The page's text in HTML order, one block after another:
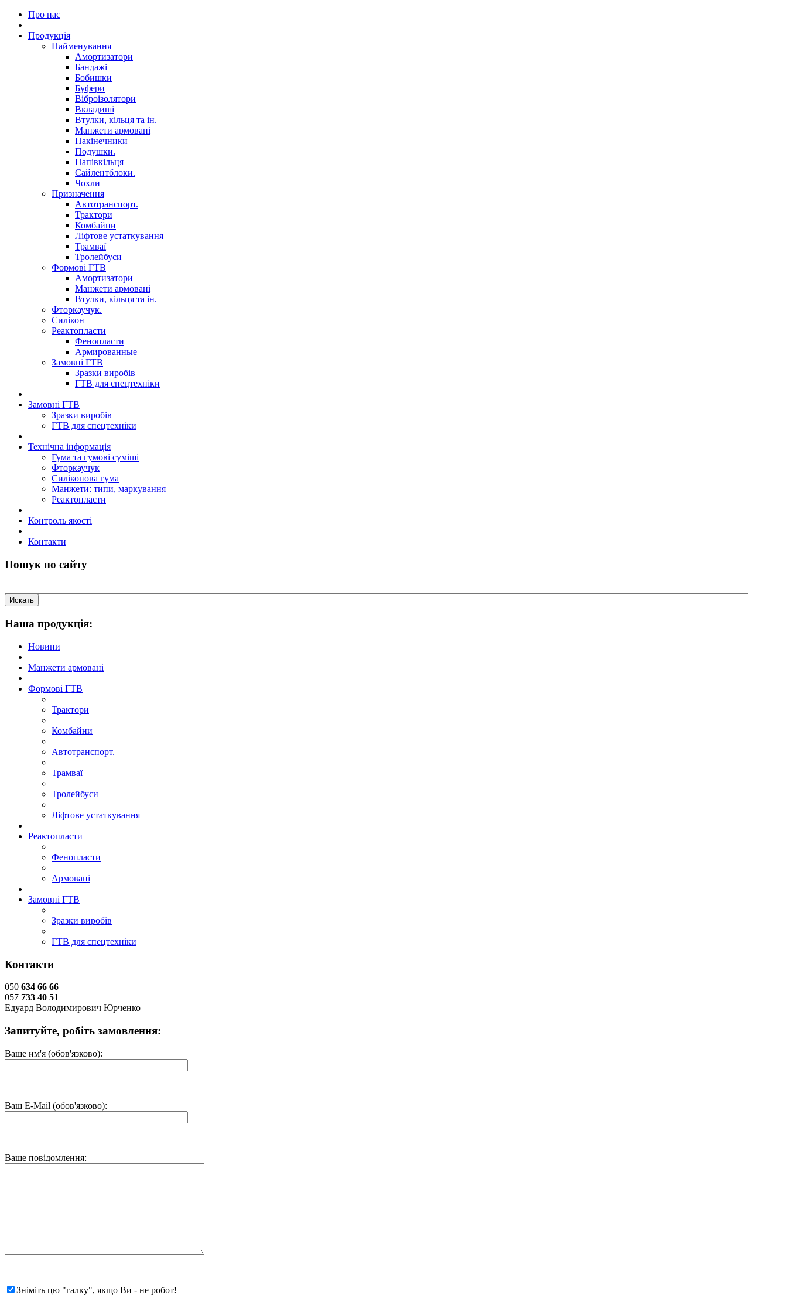
Про нас
Продукція
Найменування
Амортизатори
Бандажі
Бобишки
Буфери
Віброізолятори
Вкладиші
Втулки, кільця та ін.
Манжети армовані
Накінечники
Подушки.
Напівкільця
Сайлентблоки.
Чохли
Призначення
Автотранспорт.
Трактори
Комбайни
Ліфтове устаткування
Трамваї
Тролейбуси
Формові ГТВ
Амортизатори
Манжети армовані
Втулки, кільця та ін.
Фторкаучук.
Силікон
Реактопласти
Фенопласти
Армированные
Замовні ГТВ
Зразки виробів
ГТВ для спецтехніки
Замовні ГТВ
Зразки виробів
ГТВ для спецтехніки
Технічна інформація
Гума та гумові суміші
Фторкаучук
Силіконова гума
Манжети: типи, маркування
Реактопласти
Контроль якості
Контакти
Пошук по сайту
Наша продукцiя:
Новини
Манжети армовані
Формові ГТВ
Трактори
Комбайни
Автотранспорт.
Трамваї
Тролейбуси
Ліфтове устаткування
Реактопласти
Фенопласти
Армовані
Замовні ГТВ
Зразки виробів
ГТВ для спецтехніки
Контакти
050 634 66 66
057 733 40 51
Едуард Володимирович Юрченко
Запитуйте, робіть замовлення:
Ваше им'я (обов'язково):
Ваш E-Mail (обов'язково):
Ваше повідомлення:
Зніміть цю "галку", якщо Ви - не робот!